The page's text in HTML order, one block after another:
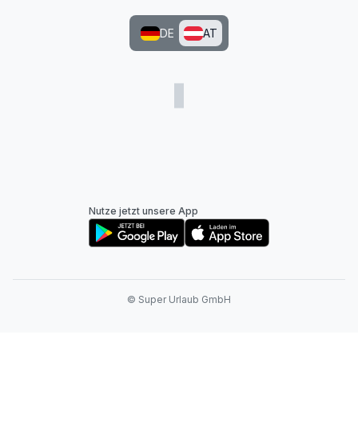
DE AT
Nutze jetzt unsere App
© Super Urlaub GmbH